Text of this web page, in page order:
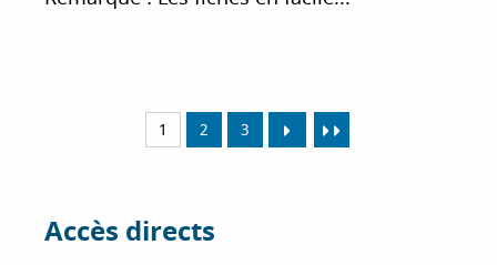
1 2 3
Accès directs